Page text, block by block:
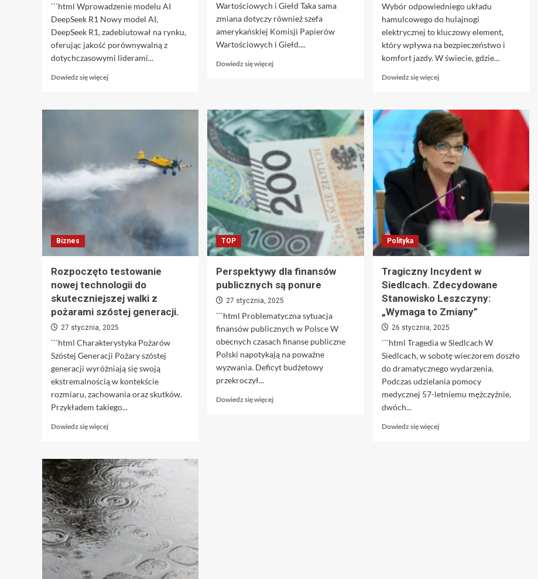
```html Wprowadzenie modelu AI
DeepSeek R1 Nowy model AI,
DeepSeek R1, zadebiutował na rynku,
oferując jakość porównywalną z
dotychczasowymi liderami...
Dowiedz się więcejDowiedz
o
nie
to
Wartościowych i Giełd Taka sama
zmiana dotyczy również szefa
amerykańskiej Komisji Papierów
Wartościowych i Giełd....
Dowiedz się więcejDowiedz
monarcha,
niech
panuje
nowy
król!
Wybór odpowiedniego układu
hamulcowego do hulajnogi
elektrycznej to kluczowy element,
który wpływa na bezpieczeństwo i
komfort jazdy. W świecie, gdzie...
Dowiedz się więcejDowiedz
o
Jak
wybrać
najlepszy
układ
hamulcowy
do
swojej
hulajnogi?
Biznes
Rozpoczęto testowanie
nowej technologii do
skuteczniejszej walki z
pożarami szóstej generacji.
27 stycznia, 2025
```html Charakterystyka Pożarów
Szóstej Generacji Pożary szóstej
generacji wyróżniają się swoją
ekstremalnością w kontekście
rozmiaru, zachowania oraz skutków.
Przykładem takiego...
Dowiedz się więcejDowiedz
o
Rozpoczęto
testowanie
nowej
technologii
do
skuteczniejszej
walki
pożarami
szóstej
TOP
Perspektywy dla finansów
publicznych są ponure
27 stycznia, 2025
```html Problematyczna sytuacja
finansów publicznych w Polsce W
obecnych czasach finanse publiczne
Polski napotykają na poważne
wyzwania. Deficyt budżetowy
przekroczył...
Dowiedz się więcejDowiedz
Polityka
Tragiczny Incydent w
Siedlcach. Zdecydowane
Stanowisko Leszczyny:
„Wymaga to Zmiany”
26 stycznia, 2025
```html Tragedia w Siedlcach W
Siedlcach, w sobotę wieczorem doszło
do dramatycznego wydarzenia.
Podczas udzielania pomocy
medycznej 57-letniemu mężczyźnie,
dwóch...
Dowiedz się więcejDowiedz